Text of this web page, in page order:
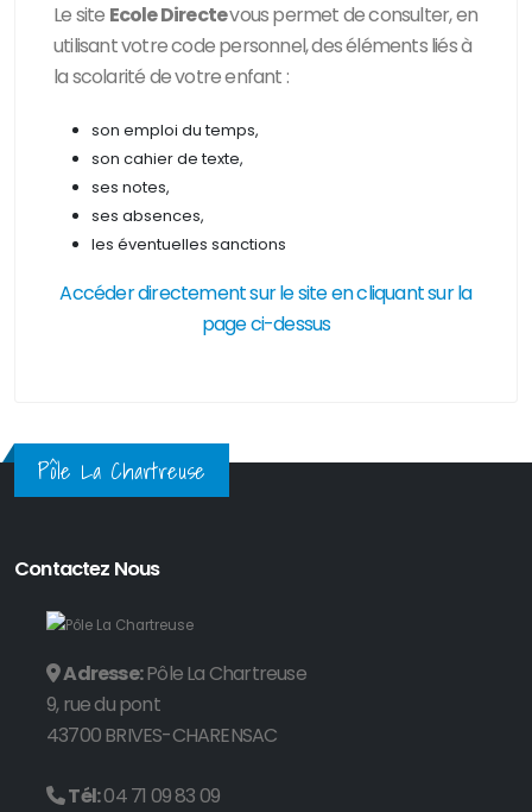
Le site Ecole Directevous permet de consulter, en
utilisant votre code personnel, deséléments liés à
la scolarité de votre enfant :
son emploi du temps,
son cahier de texte,
ses notes,
ses absences,
les éventuelles sanctions
Accéder directement sur le site en cliquant sur la
page ci-dessus
Pôle La Chartreuse
Contactez Nous
Adresse:Pôle La Chartreuse
9, rue du pont
43700 BRIVES-CHARENSAC
Tél:04 71 09 83 09